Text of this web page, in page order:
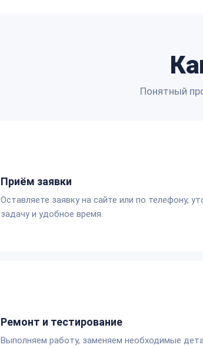
Понятный
Приём заявки
Оставляете заявку на сайте или по телефону,
задачу и удобное время.
Ремонт и тестирование
Выполняем работу, заменяем необходимые